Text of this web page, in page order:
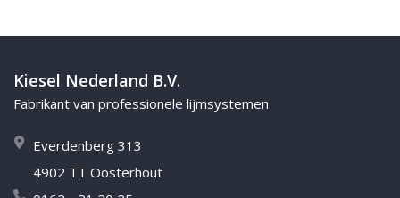
Kiesel Nederland B.V.
Fabrikant van professionele lijmsystemen
Everdenberg 313
4902 TT Oosterhout